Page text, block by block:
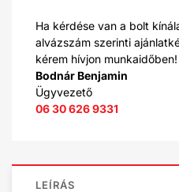
Ha kérdése van a bolt
alvázszám szerinti
kérem hívjon munkaidőben!
Bodnár Benjamin
Ügyvezető
06 30 626 9331
LEÍRÁS